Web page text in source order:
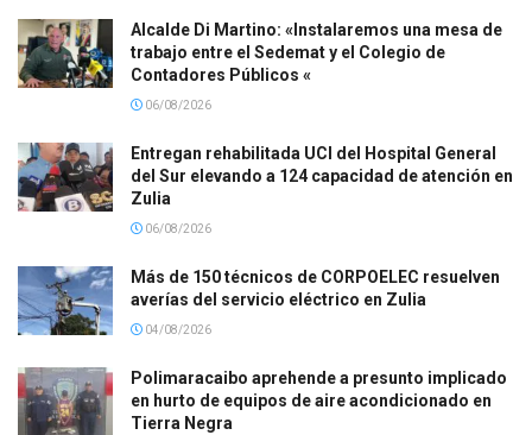
Alcalde Di Martino: «Instalaremos una mesa de
trabajo entre el Sedemat y el Colegio de
Contadores Públicos «
06/08/2026
Entregan rehabilitada UCI del Hospital General
del Sur elevando a 124 capacidad de atención en
Zulia
06/08/2026
Más de 150 técnicos de CORPOELEC resuelven
averías del servicio eléctrico en Zulia
04/08/2026
Polimaracaibo aprehende a presunto implicado
en hurto de equipos de aire acondicionado en
Tierra Negra